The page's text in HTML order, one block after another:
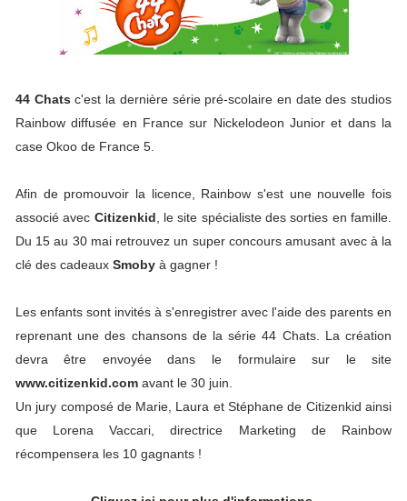
44 Chats c'est la dernière série pré-scolaire en date des studios
Rainbow diffusée en France sur Nickelodeon Junior et dans la
case Okoo de France 5.
Afin de promouvoir la licence, Rainbow s'est une nouvelle fois
associé avec Citizenkid , le site spécialiste des sorties en famille.
Du 15 au 30 mai retrouvez un super concours amusant avec à la
clé des cadeaux Smoby à gagner !
Les enfants sont invités à s'enregistrer avec l'aide des parents en
reprenant une des chansons de la série 44 Chats. La création
devra être envoyée dans le formulaire sur le site
www.citizenkid.comavant le 30 juin.
Un jury composé de Marie, Laura et Stéphane de Citizenkid ainsi
que Lorena Vaccari, directrice Marketing de Rainbow
récompensera les 10 gagnants !